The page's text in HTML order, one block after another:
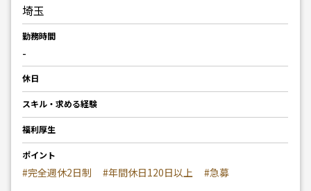
埼玉
勤務時間
-
休日
スキル・求める経験
福利厚生
ポイント
#完全週休2日制 #年間休日120日以上
#急募